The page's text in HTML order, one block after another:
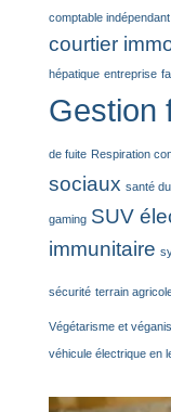
comptable
courtier
hépatique entreprise
Gestion
de fuite Respiration
sociaux santé
gaming SUV
immunitaire
sécurité terrain
Végétarisme et
véhicule électrique en